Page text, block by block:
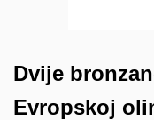
Dvije
Evropskoj